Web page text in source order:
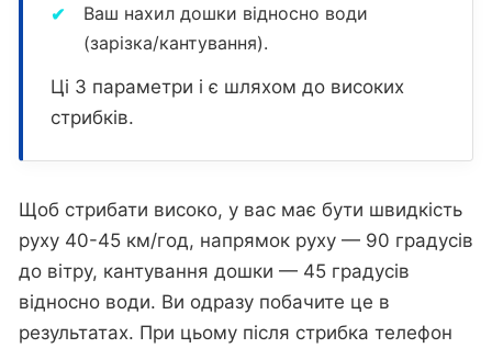
Ваш нахил дошки відносно води
(зарізка/кантування).
Ці 3 параметри і є шляхом до високих
стрибків.
Щоб стрибати високо, у вас має бути швидкість
руху 40-45 км/год, напрямок руху — 90 градусів
до вітру, кантування дошки — 45 градусів
відносно води. Ви одразу побачите це в
результатах. При цьому після стрибка телефон